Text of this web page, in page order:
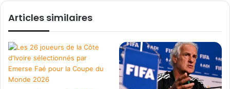
Articles similaires